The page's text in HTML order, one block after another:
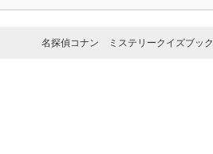
名探偵コナン ミステリークイズブック